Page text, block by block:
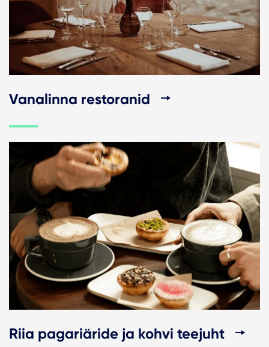
Vanalinna restoranid
Riia pagariäride ja kohvi teejuht